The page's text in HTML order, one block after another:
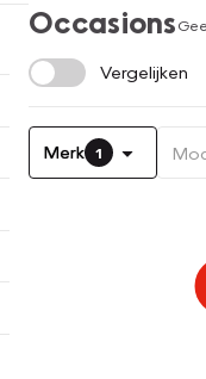
Occasions
Vergelijken
Merk 1